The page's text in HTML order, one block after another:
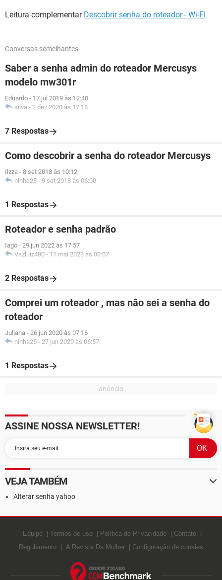
Leitura complementar Descobrir senha do roteador - Wi-FI
Conversas semelhantes
Saber a senha admin do roteador Mercusys
modelo mw301r
Eduardo - 17 jul 2019 às 12:40
silva - 2 dez 2020 às 17:18
7 Respostas
Como descobrir a senha do roteador Mercusys
Ilzza - 8 set 2018 às 10:12
ninha25 - 9 set 2018 às 06:00
1 Respostas
Roteador e senha padrão
Iago - 29 jun 2022 às 17:57
Vazluiz480 - 11 mai 2023 às 00:07
2 Respostas
Comprei um roteador , mas não sei a senha do
roteador
Juliana - 26 jun 2020 às 07:16
ninha25 - 27 jun 2020 às 06:57
1 Respostas
ASSINE NOSSA NEWSLETTER!
VEJA TAMBÉM
Alterar senha yahoo
Equipe Termos de uso Política de Privacidade
Contato
Regulamento
A Revista Da Mulher Configuração de cookies